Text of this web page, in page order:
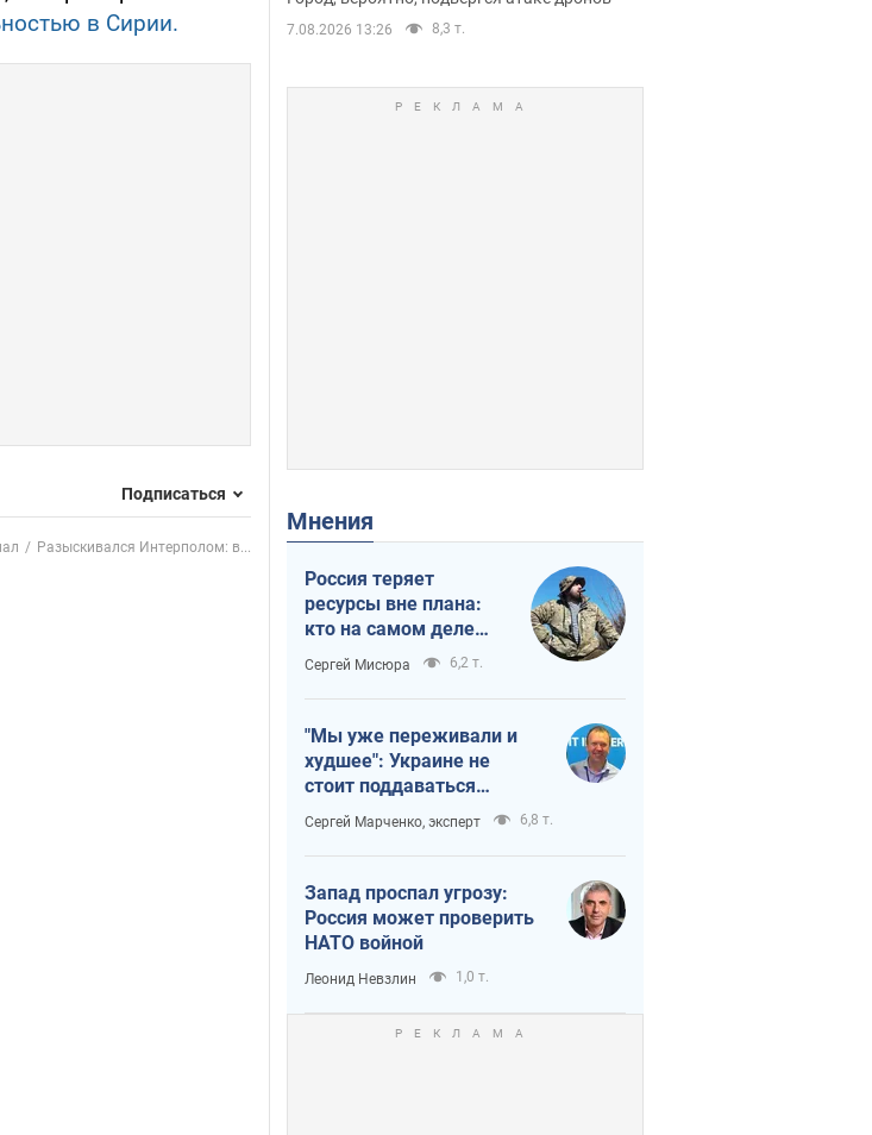
в Сирии.
Подписаться
Разыскивался Интерполом: в...
7.08.2026 13:26 8,3 т.
Мнения
Россия теряет
ресурсы вне плана:
кто на самом деле
диктует темп войны
Сергей Мисюра 6,2 т.
"Мы уже переживали и
худшее": Украине не
стоит поддаваться
отчаянию из-за
ракетного террора
Сергей Марченко, эксперт 6,8 т.
Запад проспал угрозу:
Россия может проверить
НАТО войной
Леонид Невзлин 1,0 т.